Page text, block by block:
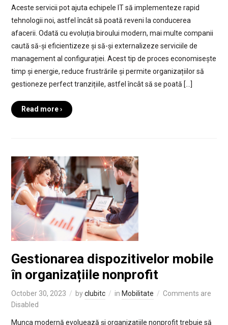
Aceste servicii pot ajuta echipele IT să implementeze rapid
tehnologii noi, astfel încât să poată reveni la conducerea
afacerii. Odată cu evoluția biroului modern, mai multe companii
caută să-și eficientizeze și să-și externalizeze serviciile de
management al configurației. Acest tip de proces economisește
timp și energie, reduce frustrările și permite organizațiilor să
gestioneze perfect tranzițiile, astfel încât să se poată […]
Read more ›
Gestionarea dispozitivelor mobile
în organizațiile nonprofit
October 30, 2023 byclubitc in Mobilitate
Comments are
Disabled
Munca modernă evoluează și organizațiile nonprofit trebuie să